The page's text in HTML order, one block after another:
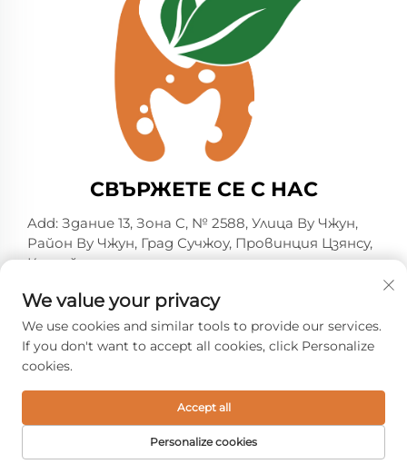
СВЪРЖЕТЕ СЕ С НАС
Add: Здание 13, Зона C, № 2588, Улица Ву Чжун,
Район Ву Чжун, Град Сучжоу, Провинция Цзянсу,
Китай
Тел.:
+86-13606218836
Имейл:
[email protected]
Политика за поверителност
We value your privacy
We use cookies and similar tools to provide our services.
If you don't want to accept all cookies, click Personalize
cookies.
Personalize cookies
Accept all